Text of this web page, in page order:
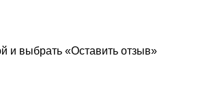
и выбрать «Оставить отзыв»